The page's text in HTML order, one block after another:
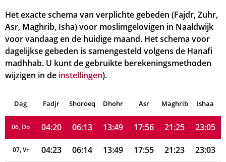
Het exacte schema van verplichte gebeden (Fajdr, Zuhr,
Asr, Maghrib, Isha) voor moslimgelovigen in Naaldwijk
voor vandaag en de huidige maand. Het schema voor
dagelijkse gebeden is samengesteld volgens de Hanafi
madhhab. U kunt de gebruikte berekeningsmethoden
wijzigen in de instellingen).
Dag Fadjr Shoroeq Dhohr Asr Maghrib Ishaa
01, Za 04:07 06:05 13:50 18:00 21:33 23:13
02, Zo 04:09 06:07 13:49 17:59 21:32 23:12
03, Ma 04:12 06:08 13:49 17:58 21:30 23:10
04, Di 04:15 06:10 13:49
05, Wo 04:17 06:11 13:49 17:57 21:26 23:06
06, Do 04:20 06:13 13:49 17:56 21:25 23:05
07, Vr 04:23 06:14 13:49 17:55 21:23 23:03